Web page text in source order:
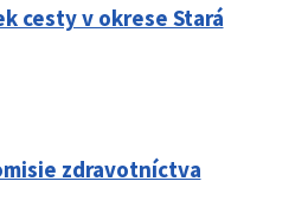
cesty v okrese Stará
zdravotníctva